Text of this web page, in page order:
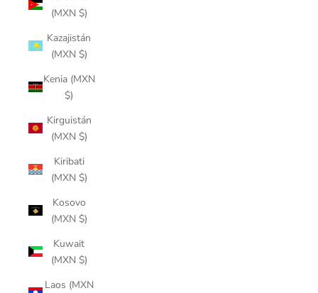
(MXN $)
Kazajistán
(MXN $)
Kenia (MXN
$)
Kirguistán
(MXN $)
Kiribati
(MXN $)
Kosovo
(MXN $)
Kuwait
(MXN $)
Laos (MXN